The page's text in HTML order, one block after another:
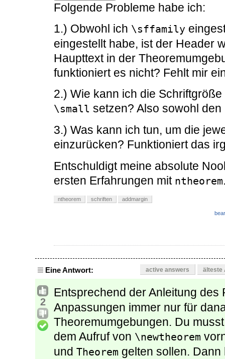
Folgende Probleme habe ich:
1.) Obwohl ich \sffamily
eingestellt habe, ist der Header
Haupttext in der
funktioniert es nicht? Fehlt mir
2.) Wie kann ich die
\small setzen? Also sowohl
3.) Was kann ich tun, um die
einzurücken? Funktioniert das
Entschuldigt meine absolute
ersten Erfahrungen mit ntheorem
ntheorem schriften addmargin
Eine Antwort: active answers älteste
2
Entsprechend der Anleitung des
Anpassungen immer nur für
Theoremumgebungen. Du
dem Aufruf von \newtheorem
und Theorem gelten sollen.